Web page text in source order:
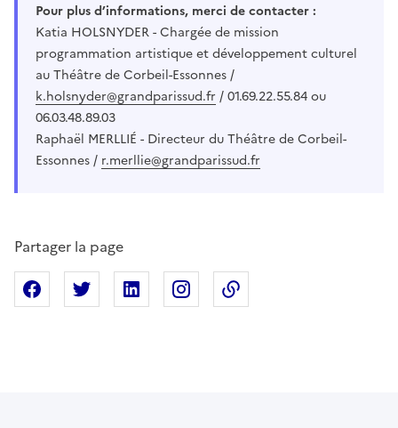
Pour plus d’informations, merci de contacter :
Katia HOLSNYDER - Chargée de mission
programmation artistique et développement culturel
au Théâtre de Corbeil-Essonnes /
k.holsnyder@grandparissud.fr / 01.69.22.55.84 ou
06.03.48.89.03
Raphaël MERLLIÉ - Directeur du Théâtre de Corbeil-
Essonnes / r.merllie@grandparissud.fr
Partager la page
Partager sur Facebook
Partager sur XPartager sur Linkedin
Partager sur Instagram